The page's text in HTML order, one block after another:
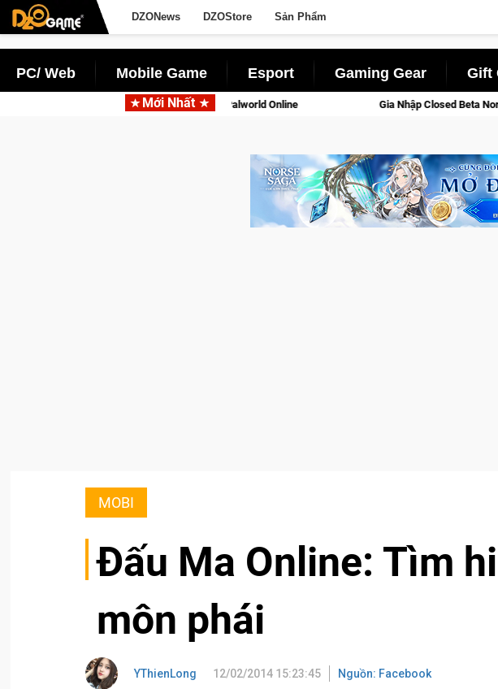
DZONews DZOStore Sản Phẩm
PC/ Web Mobile Game Esport Gaming Gear Gift
Mới Nhất
động với tên gọi Palworld Online Gia Nhập Closed Beta Norse Saga: Cửu Giới Thức
MOBI
Đấu Ma Online: Tìm
môn phái
YThienLong 12/02/2014 15:23:45 Nguồn: Facebook